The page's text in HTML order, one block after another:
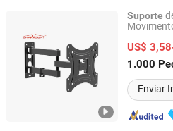
Suporte
US$
1.000
Enviar
Ningbo Charm-Tech Import and
Zhejiang, China